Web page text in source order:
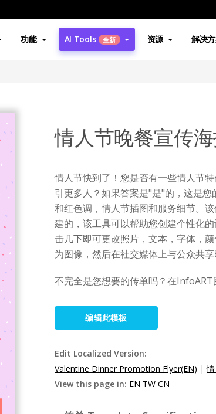
功能 AI Tools 全新 资源 解决
情人节晚餐宣传
情人节快到了！您是否有一些情人节
引更多人？如果答案是"是"的，这是
和红色调，情人节插图和服务细节。
建的，该工具可以帮助您创建个性化
击几下即可更改照片，文本，字体，
为图像，然后在社交媒体上与公众共享
不完全是您想要的传单吗？在InfoART
编辑此模板
Edit Localized Version:
Valentine Dinner Promotion Flyer(EN) |
View this page in: EN TW CN